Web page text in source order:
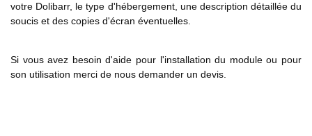
votre Dolibarr, le type d'hébergement, une description détaillée du
soucis et des copies d'écran éventuelles.
Si vous avez besoin d'aide pour l'installation du module ou pour
son utilisation merci de nous demander un devis.